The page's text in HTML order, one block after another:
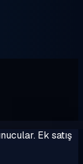
Ek satış